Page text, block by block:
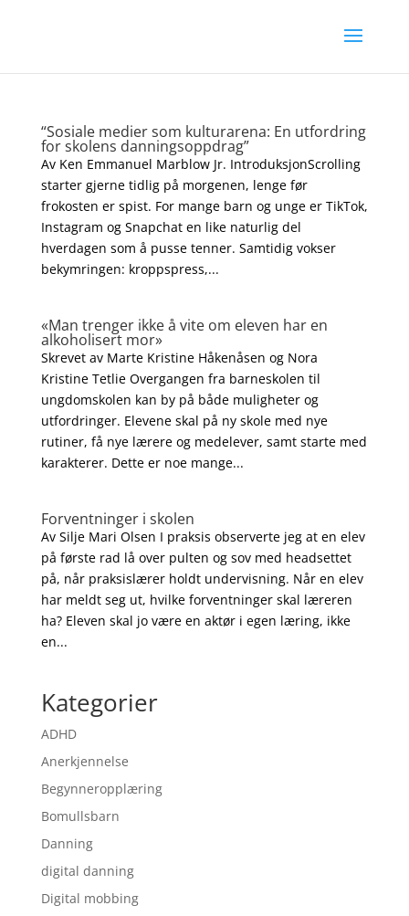
“Sosiale medier som kulturarena: En utfordring
for skolens danningsoppdrag”
Av Ken Emmanuel Marblow Jr. IntroduksjonScrolling
starter gjerne tidlig på morgenen, lenge før
frokosten er spist. For mange barn og unge er TikTok,
Instagram og Snapchat en like naturlig del
hverdagen som å pusse tenner. Samtidig vokser
bekymringen: kroppspress,...
«Man trenger ikke å vite om eleven har en
alkoholisert mor»
Skrevet av Marte Kristine Håkenåsen og Nora
Kristine Tetlie Overgangen fra barneskolen til
ungdomskolen kan by på både muligheter og
utfordringer. Elevene skal på ny skole med nye
rutiner, få nye lærere og medelever, samt starte med
karakterer. Dette er noe mange...
Forventninger i skolen
Av Silje Mari Olsen I praksis observerte jeg at en elev
på første rad lå over pulten og sov med headsettet
på, når praksislærer holdt undervisning. Når en elev
har meldt seg ut, hvilke forventninger skal læreren
ha? Eleven skal jo være en aktør i egen læring, ikke
en...
Kategorier
ADHD
Anerkjennelse
Begynneropplæring
Bomullsbarn
Danning
digital danning
Digital mobbing